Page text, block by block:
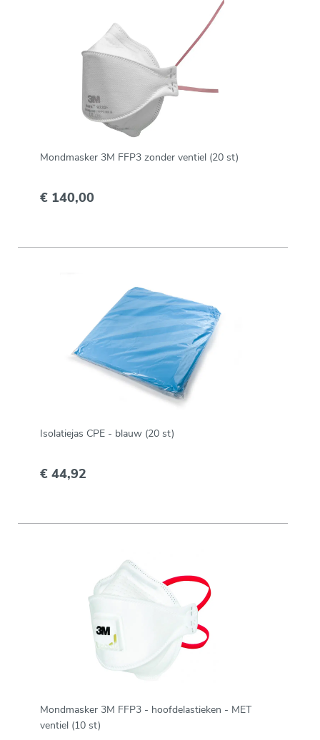
Mondmasker 3M FFP3 zonder ventiel (20 st)
€ 140,00
Isolatiejas CPE - blauw (20 st)
€ 44,92
Mondmasker 3M FFP3 - hoofdelastieken - MET
ventiel (10 st)